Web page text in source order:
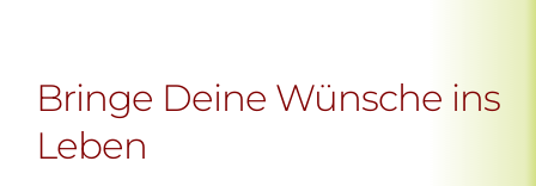
Bringe Deine Wünsche ins
Leben